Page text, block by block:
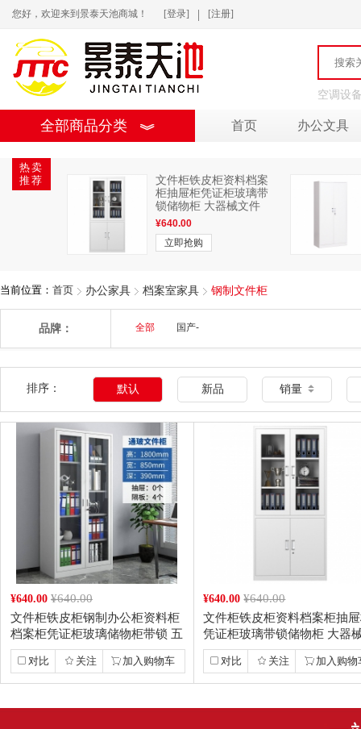
您好，欢迎来到景泰天池商城！ [登录] | [注册]
空调设
全部商品分类 首页 办公文具
热卖
推荐
文件柜铁皮柜资料档案
柜抽屉柜凭证柜玻璃带
锁储物柜 大器械文件
柜 经济型
¥640.00
立即抢购
当前位置： 首页 办公家具 档案室家具 钢制文件柜
品牌： 全部 国产-
排序： 默认 新品 销量
¥640.00 ¥640.00
文件柜铁皮柜钢制办公柜资料柜
档案柜凭证柜玻璃储物柜带锁 五
层通玻文件柜...
对比 关注 加入购物车
¥640.00¥640.00
文件柜铁皮柜资料档案柜抽
凭证柜玻璃带锁储物柜 大器
件柜 经济型
对比 关注 加入购物